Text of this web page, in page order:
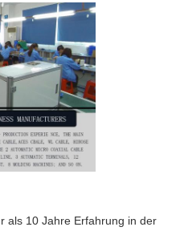
als 10 Jahre Erfahrung in der